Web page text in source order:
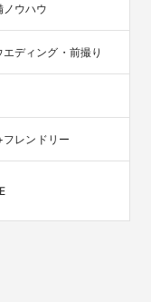
ウハウ
エディング・前撮り
フレンドリー